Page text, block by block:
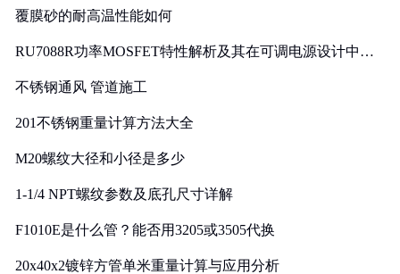
覆膜砂的耐高温性能如何
RU7088R功率MOSFET特性解析及其在可调电源设计中的
不锈钢通风 管道施工
201不锈钢重量计算方法大全
M20螺纹大径和小径是多少
1-1/4 NPT螺纹参数及底孔尺寸详解
F1010E是什么管？能否用3205或3505代换
20x40x2镀锌方管单米重量计算与应用分析